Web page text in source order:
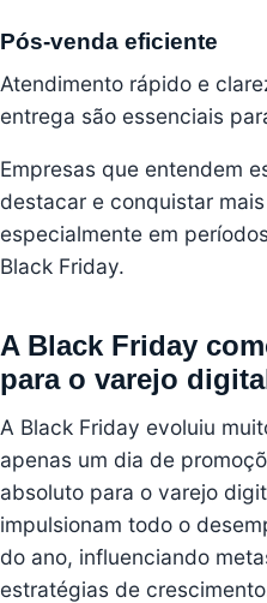
Pós-venda eficiente
Atendimento rápido e
entrega são essenciais
Empresas que entendem
destacar e conquistar
especialmente em
Black Friday.
A Black Friday
para o varejo
A Black Friday evoluiu
apenas um dia de
absoluto para o varejo
impulsionam todo o
do ano, influenciando
estratégias de